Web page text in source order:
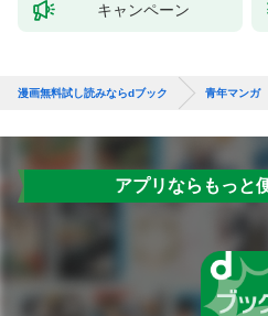
キャンペーン
漫画無料試し読みならdブック 青年マンガ
アプリならもっと